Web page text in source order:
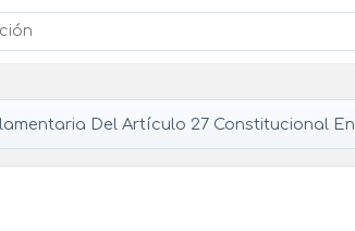
Del Artículo 27 Constitucional